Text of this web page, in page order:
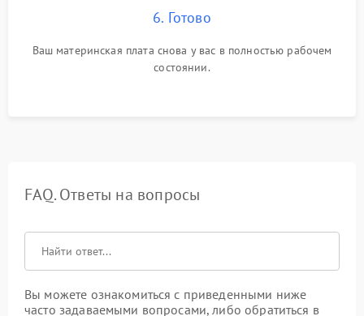
6. Готово
Ваш материнская плата снова у вас в полностью рабочем
состоянии.
FAQ. Ответы на вопросы
Вы можете ознакомиться с приведенными ниже
часто задаваемыми вопросами, либо обратиться в